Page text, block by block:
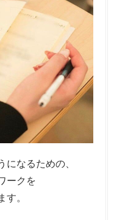
になるための、
ークを
す。